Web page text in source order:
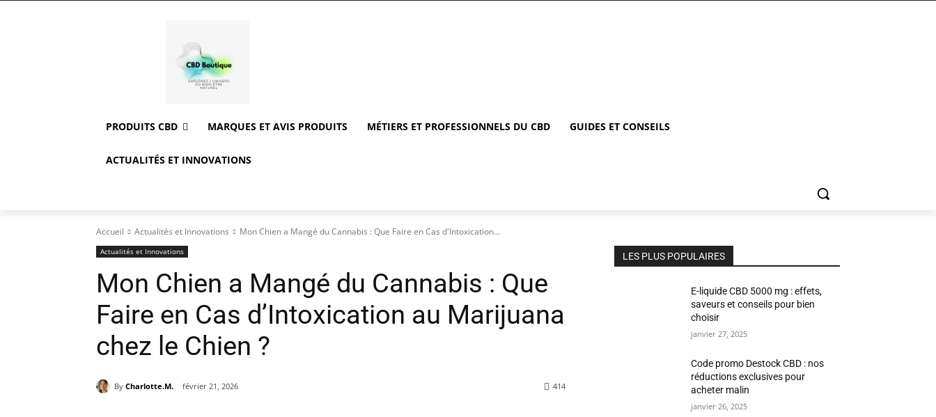
PRODUITS CBD MARQUES ET AVIS PRODUITS MÉTIERS ET PROFESSIONNELS DU CBD GUIDES ET CONSEILS
ACTUALITÉS ET INNOVATIONS
Accueil Actualités et Innovations Mon Chien a Mangé du Cannabis : Que Faire en Cas d'Intoxication...
Actualités et Innovations
Mon Chien a Mangé du Cannabis : Que
Faire en Cas d’Intoxication au Marijuana
chez le Chien ?
By Charlotte.M. février 21, 2026 414
LES PLUS POPULAIRES
E-liquide CBD 5000 mg : effets,
saveurs et conseils pour bien
choisir
janvier 27, 2025
Code promo Destock CBD : nos
réductions exclusives pour
acheter malin
janvier 26, 2025